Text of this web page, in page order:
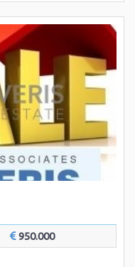
950.000